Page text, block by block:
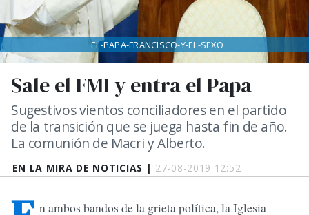
EN LA MIRA DE NOTICIAS | 27-08-2019 12:52
Sale el FMI y entra el Papa
Sugestivos vientos conciliadores en el partido
de la transición que se juega hasta fin de año.
La comunión de Macri y Alberto.
EL-PAPA-FRANCISCO-Y-EL-SEXO
n ambos bandos de la grieta política, la Iglesia